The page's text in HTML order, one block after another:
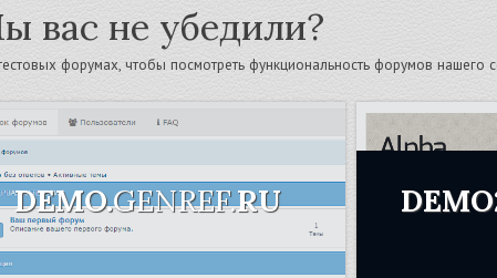
вас не убедили?
форумах, чтобы посмотреть функциональность форумов нашего
DEMO.GENREF.RU